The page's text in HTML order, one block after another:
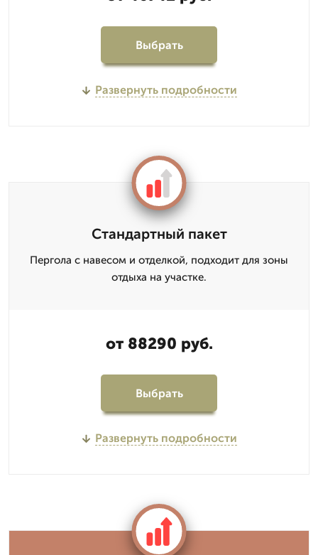
Выбрать
Развернуть подробности
Стандартный пакет
Пергола с навесом и отделкой, подходит для зоны
отдыха на участке.
от 88290 руб.
Выбрать
Развернуть подробности